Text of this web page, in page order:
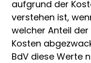
aufgrund der
verstehen ist,
welcher Anteil
Kosten
BdV diese Werte